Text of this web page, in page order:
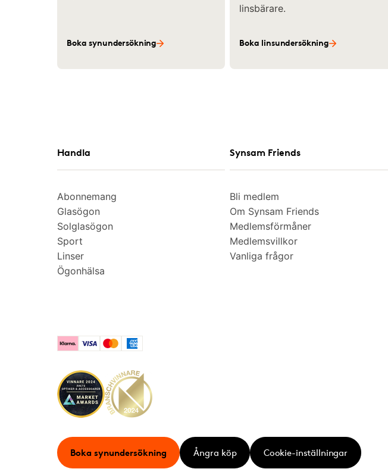
Boka synundersökning
linsbärare.
Boka linsundersökning
Handla
Abonnemang
Glasögon
Solglasögon
Sport
Linser
Ögonhälsa
Synsam Friends
Bli medlem
Om Synsam Friends
Medlemsförmåner
Medlemsvillkor
Vanliga frågor
KlarnaVisa MastercardAmerican Express
Boka synundersökning Ångra köp Cookie-inställningar